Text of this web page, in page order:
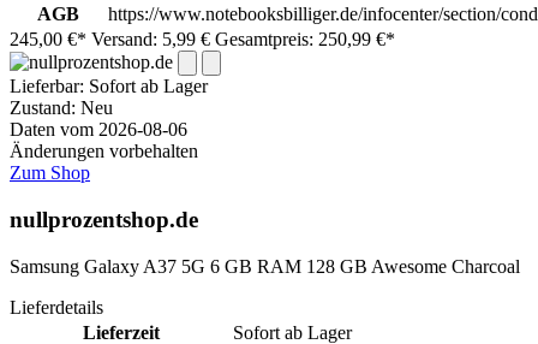
AGB
https://www.notebooksbilliger.de/infocenter/section/
245,00 €* Versand: 5,99 € Gesamtpreis: 250,99 €*
Lieferbar: Sofort ab Lager
Zustand: Neu
Daten vom 2026-08-06
Änderungen vorbehalten
Zum Shop
nullprozentshop.de
Samsung Galaxy A37 5G 6 GB RAM 128 GB Awesome Charcoal
Lieferdetails
Lieferzeit
Sofort ab Lager